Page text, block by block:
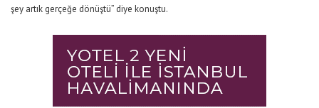
şey artık gerçeğe dönüştü” diye konuştu.